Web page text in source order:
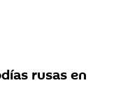
rusas en